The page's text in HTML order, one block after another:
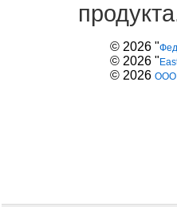
© 2026 "
© 2026 "
© 2026 ООО